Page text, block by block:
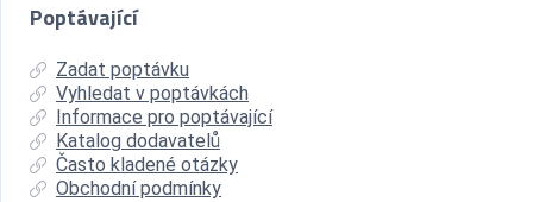
Poptávající
Zadat poptávku
Vyhledat v poptávkách
Informace pro poptávající
Katalog dodavatelů
Často kladené otázky
Obchodní podmínky